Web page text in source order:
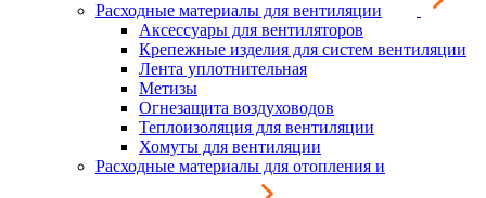
Расходные материалы для вентиляции
Аксессуары для вентиляторов
Крепежные изделия для систем вентиляции
Лента уплотнительная
Метизы
Огнезащита воздуховодов
Теплоизоляция для вентиляции
Хомуты для вентиляции
Расходные материалы для отопления и